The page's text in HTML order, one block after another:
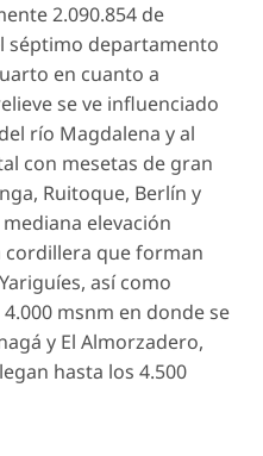
2.090.854 de
séptimo departamento
en cuanto a
se ve influenciado
río Magdalena y al
con mesetas de gran
Ruitoque, Berlín y
elevación
cordillera que forman
así como
msnm en donde se
y El Almorzadero,
hasta los 4.500